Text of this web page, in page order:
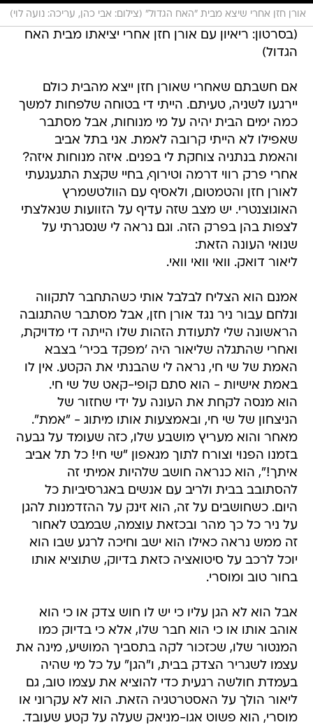
אורן חזן אחרי שיצא מבית "האח הגדול" (צילום: אבי כהן, עריכה: נועה לוי)
(בסרטון: ריאיון עם אורן חזן אחרי יציאתו מבית האח
הגדול)
אם חשבתם שאחרי שאורן חזן ייצא מהבית כולם
יירגעו לשניה, טעיתם. הייתי די בטוחה שלפחות למשך
כמה ימים הבית יהיה על מי מנוחות, אבל מסתבר
שאפילו לא הייתי קרובה לאמת. אני בתל אביב
והאמת בנתניה צוחקת לי בפנים. איזה מנוחות איזה?
אחרי פרק רווי דרמה וטירוף, בחיי שקצת התגעגעתי
לאורן חזן והטמטום, ולאסיף עם הוולטשמרץ
האוגוצנטרי. יש מצב שזה עדיף על הזוועות שנאלצתי
לצפות בהן בפרק הזה. וגם נראה לי שנסגרתי על
שנואי העונה הזאת:
ליאור דואק. וואי וואי וואי.
אמנם הוא הצליח לבלבל אותי כשהתחבר לתקווה
ונלחם עבור ניר נגד אורן חזן, אבל מסתבר שהתגובה
הראשונה שלי לתעודת הזהות שלו הייתה די מדויקת,
ואחרי שהתגלה שליאור היה 'מפקד בכיר' בצבא
האמת של שי חי, נראה לי שהבנתי את הקטע. אין לו
באמת אישיות - הוא סתם קופי-קאט של שי חי.
הוא מנסה לקחת את העונה על ידי שחזור של
הניצחון של שי חי, ובאמצעות אותו מיתוג - "אמת".
מאחר והוא מעריץ מושבע שלו, כזה שעומד על גבעה
בזמנו הפנוי וצורח לתוך מגאפון "שי חי! כל תל אביב
איתך!", הוא כנראה חושב שלהיות אמיתי זה
להסתובב בבית ולריב עם אנשים באגרסיביות כל
היום. כשחושבים על זה, הוא זינק על ההזדמנות להגן
על ניר כל כך מהר ובכזאת עוצמה, שבמבט לאחור
זה ממש נראה כאילו הוא ישב וחיכה לרגע שבו הוא
יוכל לרכב על סיטואציה כזאת בדיוק, שתוציא אותו
בחור טוב ומוסרי.
אבל הוא לא הגן עליו כי יש לו חוש צדק או כי הוא
אוהב אותו או כי הוא חבר שלו, אלא כי בדיוק כמו
המנטור שלו, שכזכור לקה בתסביך המושיע, מינה את
עצמו לשגריר הצדק בבית, ו"הגן" על כל מי שהיה
בעמדת חולשה רגעית כדי להוציא את עצמו טוב, גם
ליאור הולך על האסטרטגיה הזאת. הוא לא עקרוני או
מוסרי, הוא פשוט אגו-מניאק שעלה על קטע שעובד.